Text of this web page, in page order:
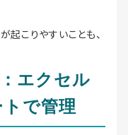
起こりやすいことも、
エクセル
で管理